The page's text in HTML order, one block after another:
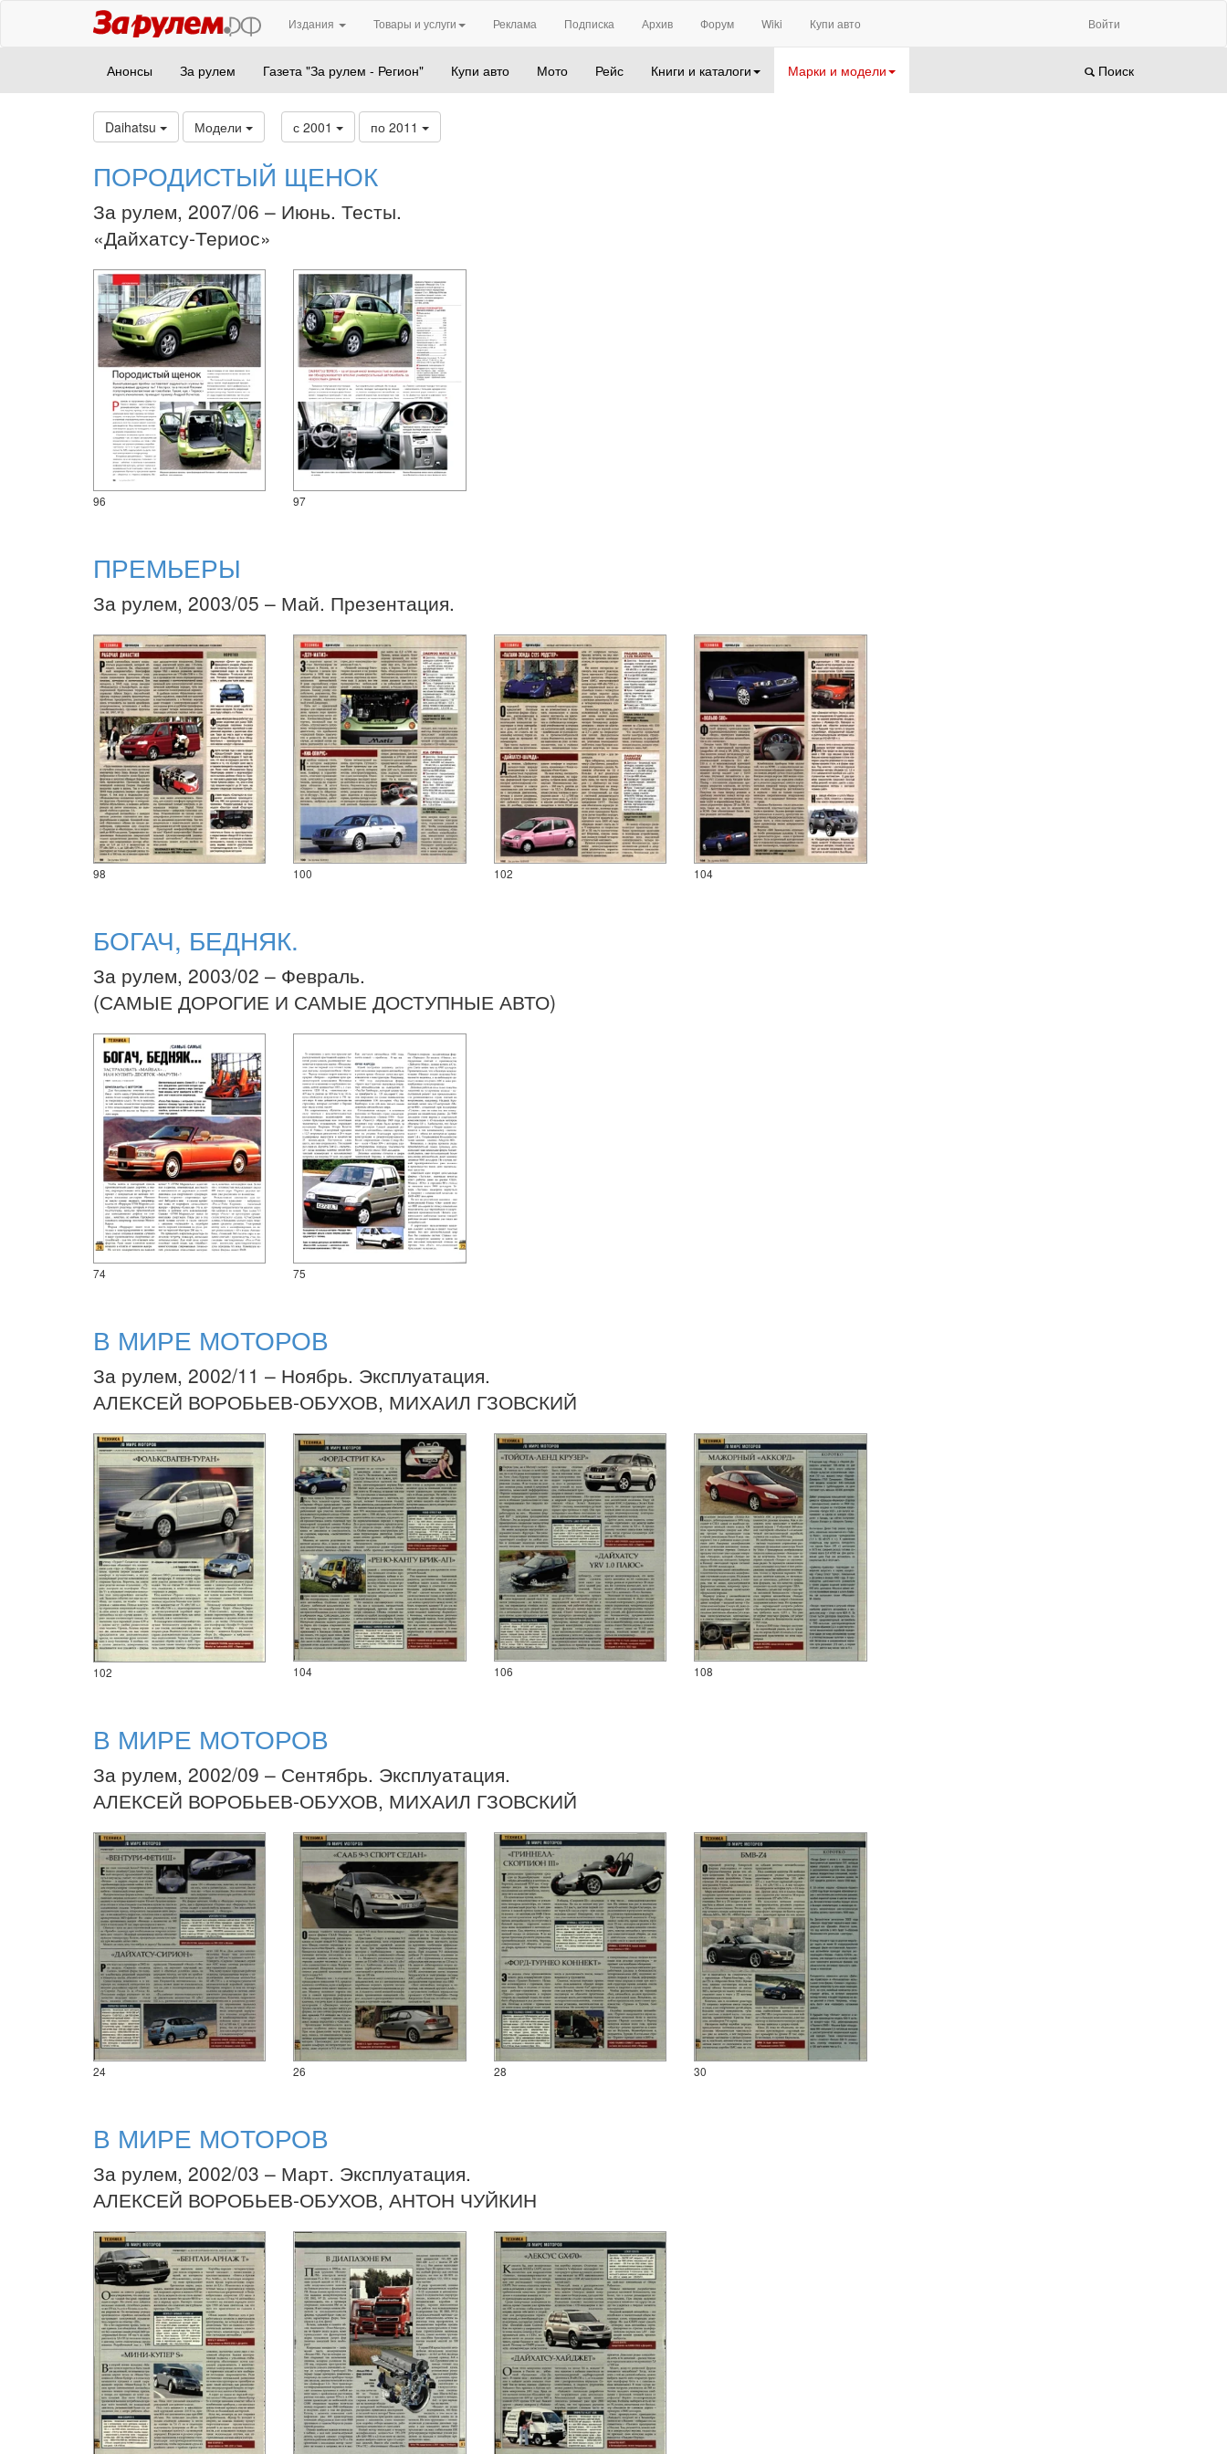
Издания Товары и услуги Реклама Подписка Архив Форум Wiki Купи авто Войти
Анонсы За рулем Газета "За рулем - Регион" Купи авто Мото Рейс Книги и каталоги Марки и модели Поиск
Daihatsu Модели с 2001 по 2011
ПОРОДИСТЫЙ ЩЕНОК
За рулем, 2007/06 – Июнь. Тесты.
«Дайхатсу-Териос»
96 97
ПРЕМЬЕРЫ
За рулем, 2003/05 – Май. Презентация.
98 100 102 104
БОГАЧ, БЕДНЯК.
За рулем, 2003/02 – Февраль.
(САМЫЕ ДОРОГИЕ И САМЫЕ ДОСТУПНЫЕ АВТО)
74 75
В МИРЕ МОТОРОВ
За рулем, 2002/11 – Ноябрь. Эксплуатация.
АЛЕКСЕЙ ВОРОБЬЕВ-ОБУХОВ, МИХАИЛ ГЗОВСКИЙ
102 104 106 108
В МИРЕ МОТОРОВ
За рулем, 2002/09 – Сентябрь. Эксплуатация.
АЛЕКСЕЙ ВОРОБЬЕВ-ОБУХОВ, МИХАИЛ ГЗОВСКИЙ
24 26 28 30
В МИРЕ МОТОРОВ
За рулем, 2002/03 – Март. Эксплуатация.
АЛЕКСЕЙ ВОРОБЬЕВ-ОБУХОВ, АНТОН ЧУЙКИН